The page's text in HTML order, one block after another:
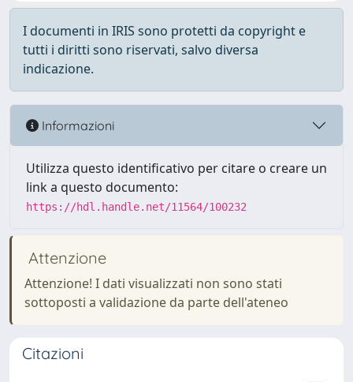
I documenti in IRIS sono protetti da copyright e
tutti i diritti sono riservati, salvo diversa
indicazione.
Informazioni
Utilizza questo identificativo per citare o creare un
link a questo documento:
https://hdl.handle.net/11564/100232
Attenzione
Attenzione! I dati visualizzati non sono stati
sottoposti a validazione da parte dell'ateneo
Citazioni